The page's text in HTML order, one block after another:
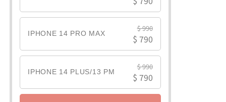
IPHONE 14 PRO MAX
$ 990
$ 790
IPHONE 14 PLUS/13 PM
$ 990
$ 790